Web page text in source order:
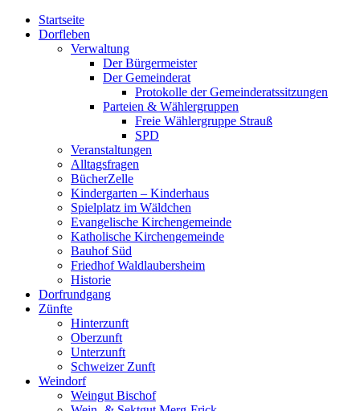
oben
scrollen
Startseite
Dorfleben
Verwaltung
Der Bürgermeister
Der Gemeinderat
Protokolle der Gemeinderatssitzungen
Parteien & Wählergruppen
Freie Wählergruppe Strauß
SPD
Veranstaltungen
Alltagsfragen
BücherZelle
Kindergarten – Kinderhaus
Spielplatz im Wäldchen
Evangelische Kirchengemeinde
Katholische Kirchengemeinde
Bauhof Süd
Friedhof Waldlaubersheim
Historie
Dorfrundgang
Zünfte
Hinterzunft
Oberzunft
Unterzunft
Schweizer Zunft
Weindorf
Weingut Bischof